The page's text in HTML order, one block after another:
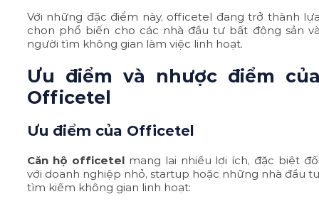
Với những đặc điểm này, officetel đang trở thành
chọn phổ biến cho các nhà đầu tư bất động sản
người tìm không gian làm việc linh hoạt.
Ưu điểm và nhược điểm
Officetel
Ưu điểm của Officetel
Căn hộ officetelmang lại nhiều lợi ích, đặc biệt
với doanh nghiệp nhỏ, startup hoặc những nhà đầu
tìm kiếm không gian linh hoạt: